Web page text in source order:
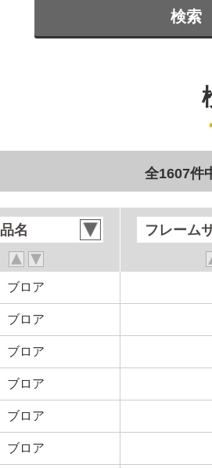
検索
全1607件
品名 フレーム
ブロア
ブロア
ブロア
ブロア
ブロア
ブロア
品名 フレーム
ブロア
ブロア
ブロア
ブロア
ブロア
ブロア